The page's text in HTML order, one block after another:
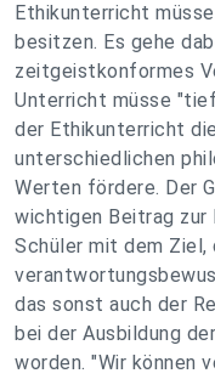
Ethikunterricht
besitzen. Es gehe
zeitgeistkonformes
Unterricht müsse
der Ethikunterricht
unterschiedlichen
Werten fördere. Der
wichtigen Beitrag
Schüler mit dem Ziel,
das sonst auch der
bei der Ausbildung
worden. "Wir können